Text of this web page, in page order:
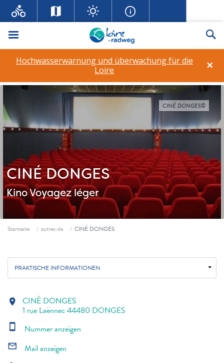
Menü
×
Hochwasserwarnung und überwachung für die
Loire
CINÉ DONGES
KinoVoyagez léger
CINÉ DONGES©
Fil d'ariane
Startseite autres-de CINÉ DONGES
PRAKTISCHE INFORMATIONEN
location_on CINÉ DONGES
1 rue Laënnec 44480 DONGES
smartphone Nummer anzeigen
mail_outline Mail anzeigen